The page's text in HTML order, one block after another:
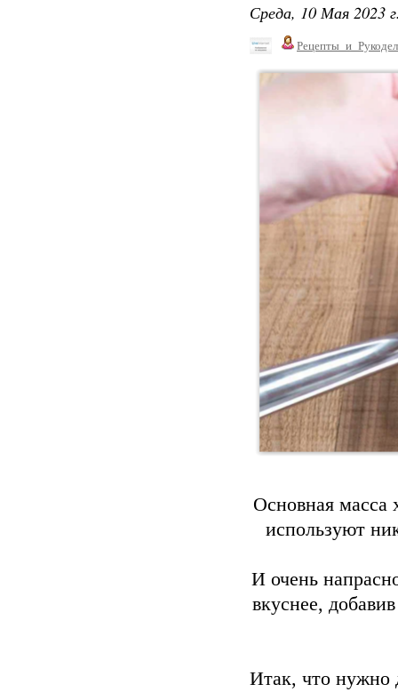
Среда, 10 Мая 2023
Основная масса
используют
И очень
вкуснее,
Итак, что нужно